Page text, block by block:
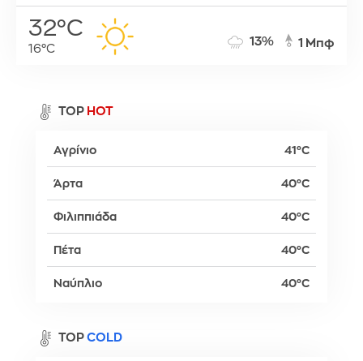
32°C
16°C
13% 1 Μπφ
TOP HOT
Αγρίνιο 41°C
Άρτα 40°C
Φιλιππιάδα 40°C
Πέτα 40°C
Ναύπλιο 40°C
TOP COLD